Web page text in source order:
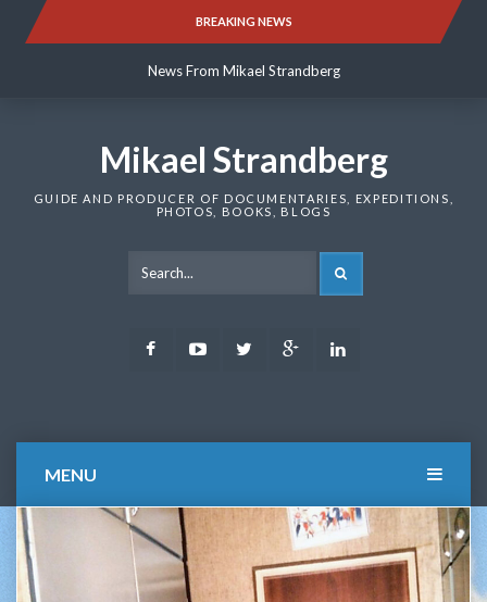
BREAKING NEWS
News From Mikael Strandberg
News From Mikael Strandberg
Mikael Strandberg
GUIDE AND PRODUCER OF DOCUMENTARIES, EXPEDITIONS,
PHOTOS, BOOKS, BLOGS
FacebookYoutubeTwitter Google
MENU